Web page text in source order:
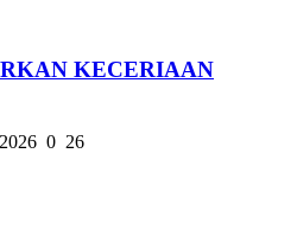
KECERIAAN
0 26